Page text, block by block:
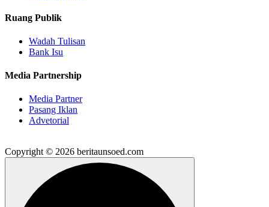
Ruang Publik
Wadah Tulisan
Bank Isu
Media Partnership
Media Partner
Pasang Iklan
Advetorial
Copyright © 2026 beritaunsoed.com